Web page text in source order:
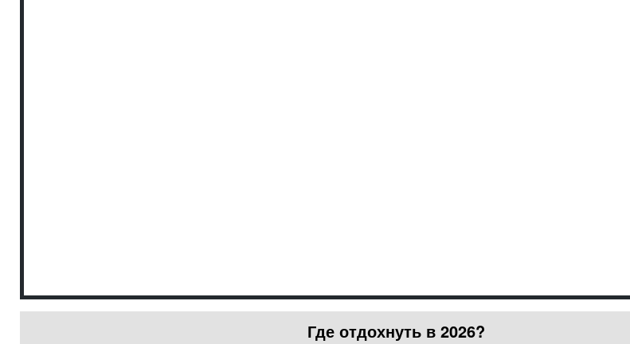
Где отдохнуть в 2026?